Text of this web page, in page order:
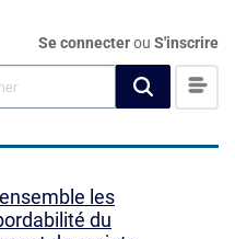
Se connecterou S'inscrire
les
du